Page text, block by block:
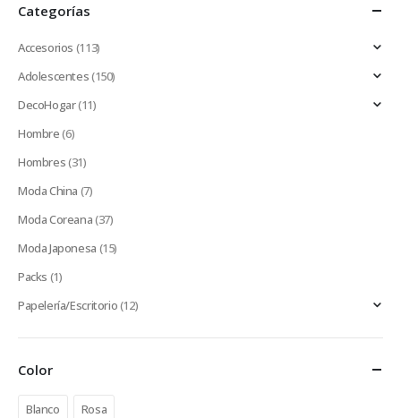
Categorías
Accesorios (113)
Adolescentes(150)
DecoHogar(11)
Hombre(6)
Hombres(31)
Moda China (7)
Moda Coreana(37)
Moda Japonesa (15)
Packs (1)
Papelería/Escritorio(12)
Color
Blanco Rosa